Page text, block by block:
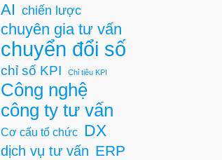
AI chiến lược
chuyên gia tư vấn
chuyển đổi số
chỉ số KPI Chỉ tiêu KPI
Công nghệ
công ty tư vấn
Cơ cấu tổ chức DX
dịch vụ tư vấn ERP